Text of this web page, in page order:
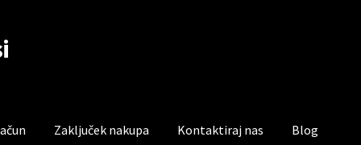
Zaključek nakupa Kontaktiraj nas Blog